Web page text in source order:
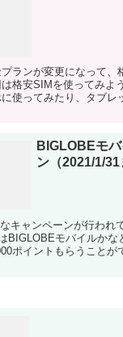
ランが変更になって、
格安SIMを使ってみよ
使ってみたり、タブレ
BIGLOBEモ
ン（2021/1/31
キャンペーンが行われ
BIGLOBEモバイルかな
ポイントもらうことが